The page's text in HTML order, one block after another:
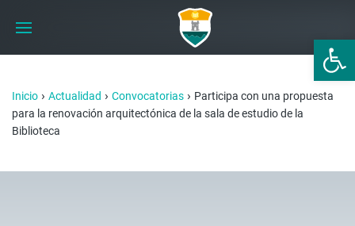
Abrir
Inicio › Actualidad › Convocatorias › Participa con una propuesta
para la renovación arquitectónica de la sala de estudio de la
Biblioteca